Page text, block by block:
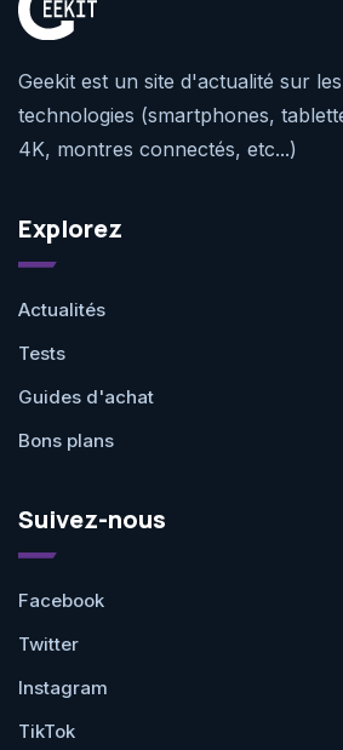
Geekit est un site d'actualité sur
technologies (smartphones,
4K, montres connectés, etc...)
Explorez
Actualités
Tests
Guides d'achat
Bons plans
Suivez-nous
Facebook
Twitter
Instagram
TikTok